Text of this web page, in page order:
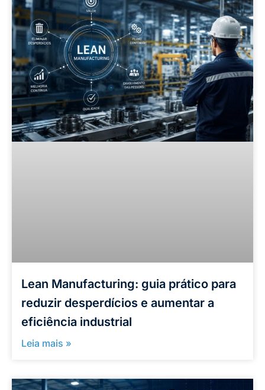
Lean Manufacturing: guia prático para
reduzir desperdícios e aumentar a
eficiência industrial
Leia mais »